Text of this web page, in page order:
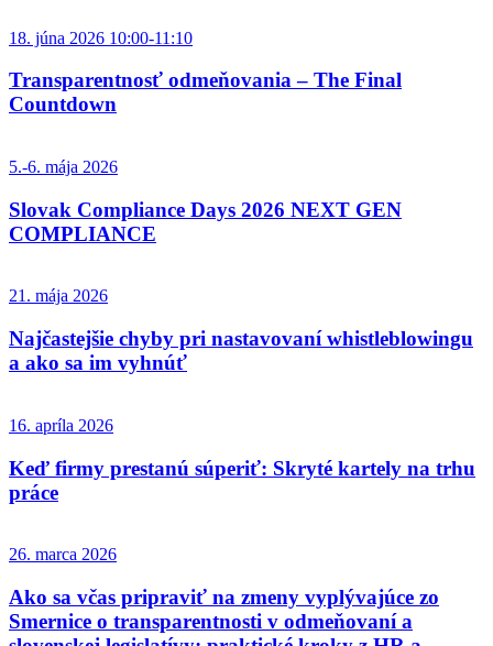
18. júna 2026 10:00-11:10
Transparentnosť odmeňovania – The Final
Countdown
5.-6. mája 2026
Slovak Compliance Days 2026 NEXT GEN
COMPLIANCE
21. mája 2026
Najčastejšie chyby pri nastavovaní whistleblowingu
a ako sa im vyhnúť
16. apríla 2026
Keď firmy prestanú súperiť: Skryté kartely na trhu
práce
26. marca 2026
Ako sa včas pripraviť na zmeny vyplývajúce zo
Smernice o transparentnosti v odmeňovaní a